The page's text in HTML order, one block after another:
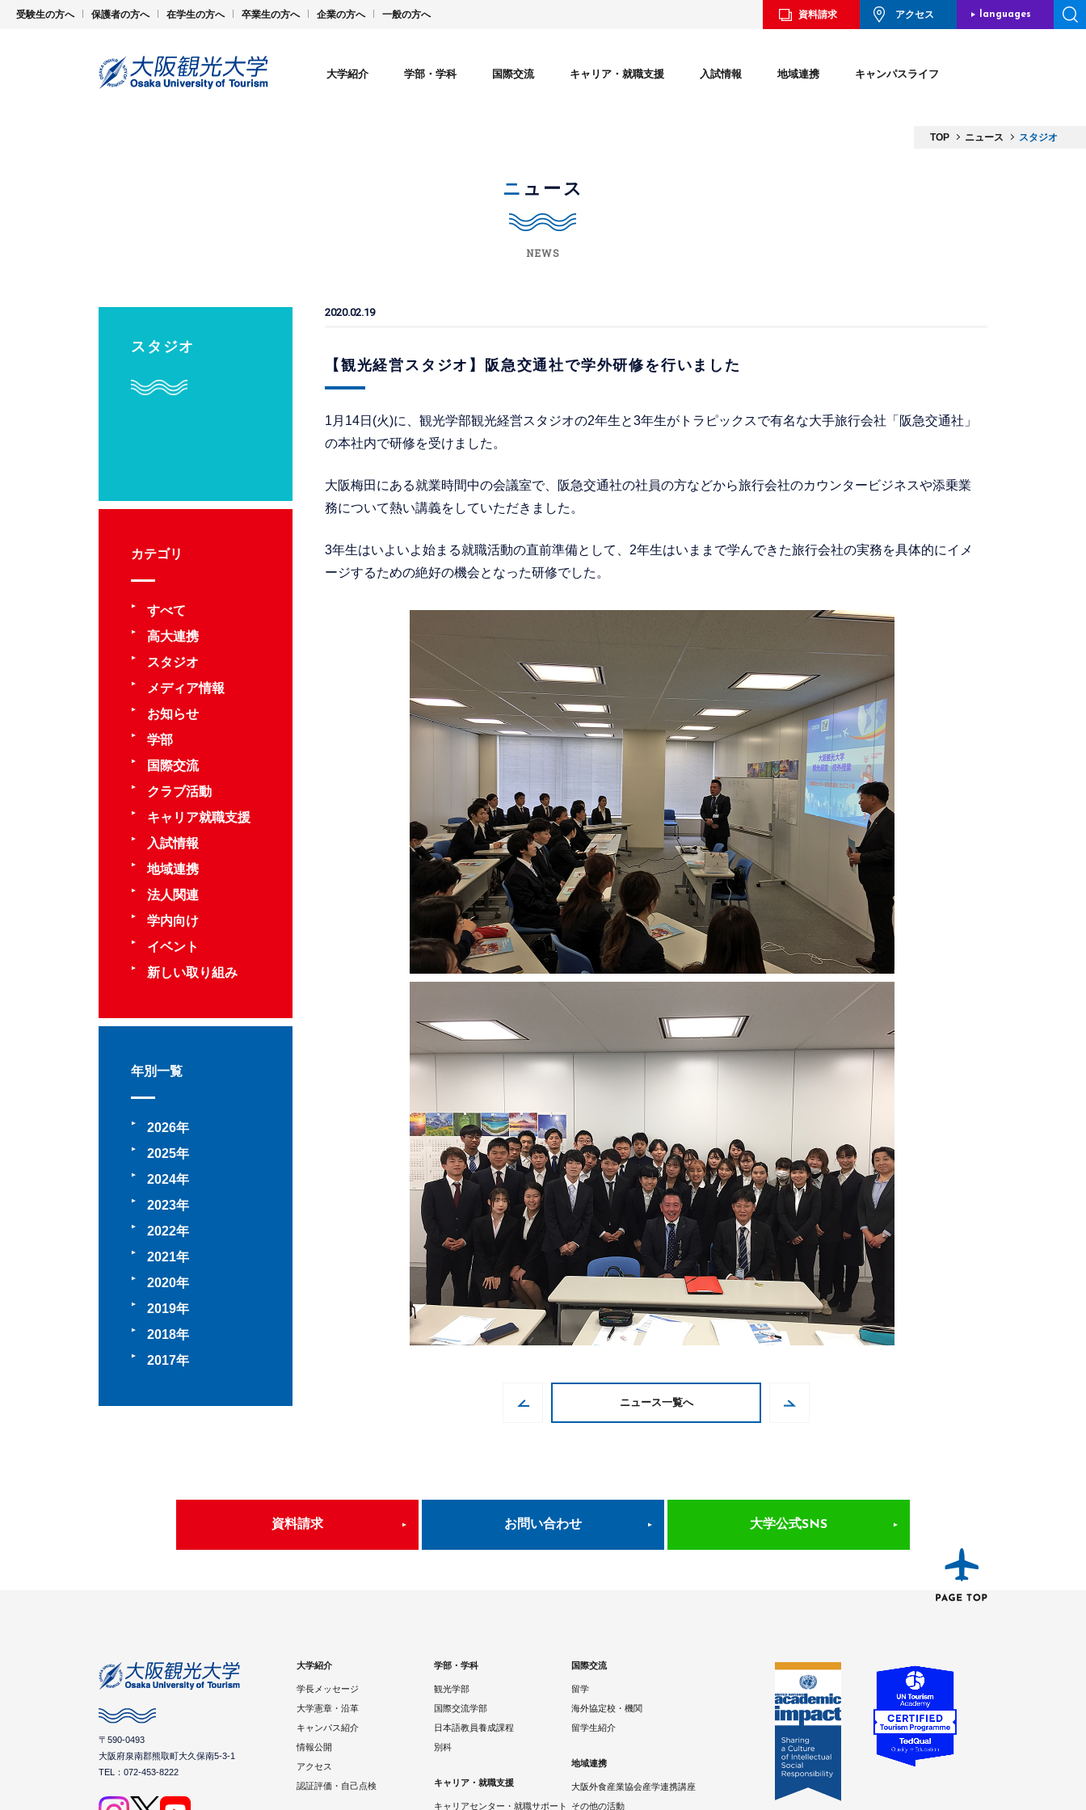
受験生の方へ 保護者の方へ 在学生の方へ 卒業生の方へ 企業の方へ 一般の方へ 資料請求 アクセス languages
大学紹介 学部・学科 国際交流 キャリア・就職支援 入試情報 地域連携 キャンパスライフ
TOP ニュース スタジオ
ニュース
NEWS
スタジオ
2020.02.19
【観光経営スタジオ】阪急交通社で学外研修を行いました
1月14日(火)に、観光学部観光経営スタジオの2年生と3年生がトラピックスで有名な大手旅行会社「阪急交通社」
の本社内で研修を受けました。
大阪梅田にある就業時間中の会議室で、阪急交通社の社員の方などから旅行会社のカウンタービジネスや添乗業
務について熱い講義をしていただきました。
3年生はいよいよ始まる就職活動の直前準備として、2年生はいままで学んできた旅行会社の実務を具体的にイメ
ージするための絶好の機会となった研修でした。
ニュース一覧へ
カテゴリ
すべて
高大連携
スタジオ
メディア情報
お知らせ
学部
国際交流
クラブ活動
キャリア就職支援
入試情報
地域連携
法人関連
学内向け
イベント
新しい取り組み
年別一覧
2026
2025
2024
2023
2022
2021
2020
2019
2018
2017
資料請求 お問い合わせ 大学公式SNS
〒590-0493
大阪府泉南郡熊取町大久保南5-3-1
TEL：072-453-8222
大学紹介
学長メッセージ
大学憲章・沿革
キャンパス紹介
情報公開
アクセス
認証評価・自己点検
学部・学科
観光学部
国際交流学部
日本語教員養成課程
別科
キャリア・就職支援
キャリアセンター・就職サポート
国際交流
留学
海外協定校・機関
留学生紹介
地域連携
大阪外食産業協会産学連携講座
その他の活動